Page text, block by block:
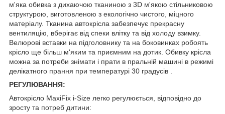
м'яка обивка з дихаючою тканиною з 3D м'якою стільниковою
структурою, виготовленою з екологічно чистого, міцного
матеріалу. Тканина автокрісла забезпечує прекрасну
вентиляцію, вберігає від спеки влітку та від холоду взимку.
Велюрові вставки на підголовнику та на боковинках робоять
крісло ще більш м'яким та приємним на дотик. Обивку крісла
можна за потреби знімати і прати в пральній машині в режимі
делікатного прання при температурі 30 градусів .
РЕГУЛЮВАННЯ:
Автокрісло MaxiFix i-Size легко регулюється, відповідно до
зросту та потреб дитини: